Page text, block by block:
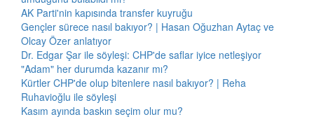
AK Parti'nin kapısında transfer kuyruğu
Gençler sürece nasıl bakıyor? | Hasan Oğuzhan Aytaç ve
Olcay Özer anlatıyor
Dr. Edgar Şar ile söyleşi: CHP'de saflar iyice netleşiyor
"Adam" her durumda kazanır mı?
Kürtler CHP'de olup bitenlere nasıl bakıyor? | Reha
Ruhavioğlu ile söyleşi
Kasım ayında baskın seçim olur mu?